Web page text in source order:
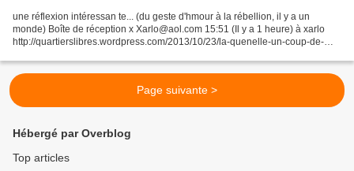
une réflexion intéressan te... (du geste d'hmour à la rébellion, il y a un
monde) Boîte de réception x Xarlo@aol.com 15:51 (Il y a 1 heure) à xarlo
http://quartierslibres.wordpress.com/2013/10/23/la-quenelle-un-coup-de-
Page suivante >
Hébergé par Overblog
Top articles